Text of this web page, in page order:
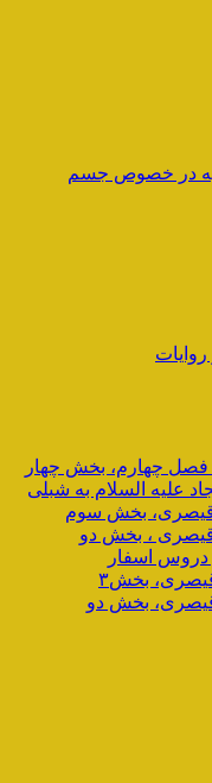
در خصوص جسم
چهارم، بخش چهار
علیه السلام به شبلی
بخش سوم
، بخش دو
دروس اسفار
بخش۳
بخش دو